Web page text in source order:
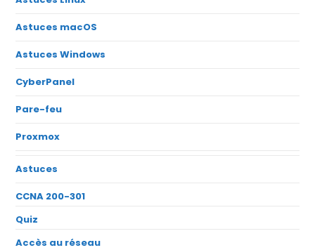
Astuces macOS
Astuces Windows
CyberPanel
Pare-feu
Proxmox
Astuces
CCNA 200-301
Quiz
Accès au réseau